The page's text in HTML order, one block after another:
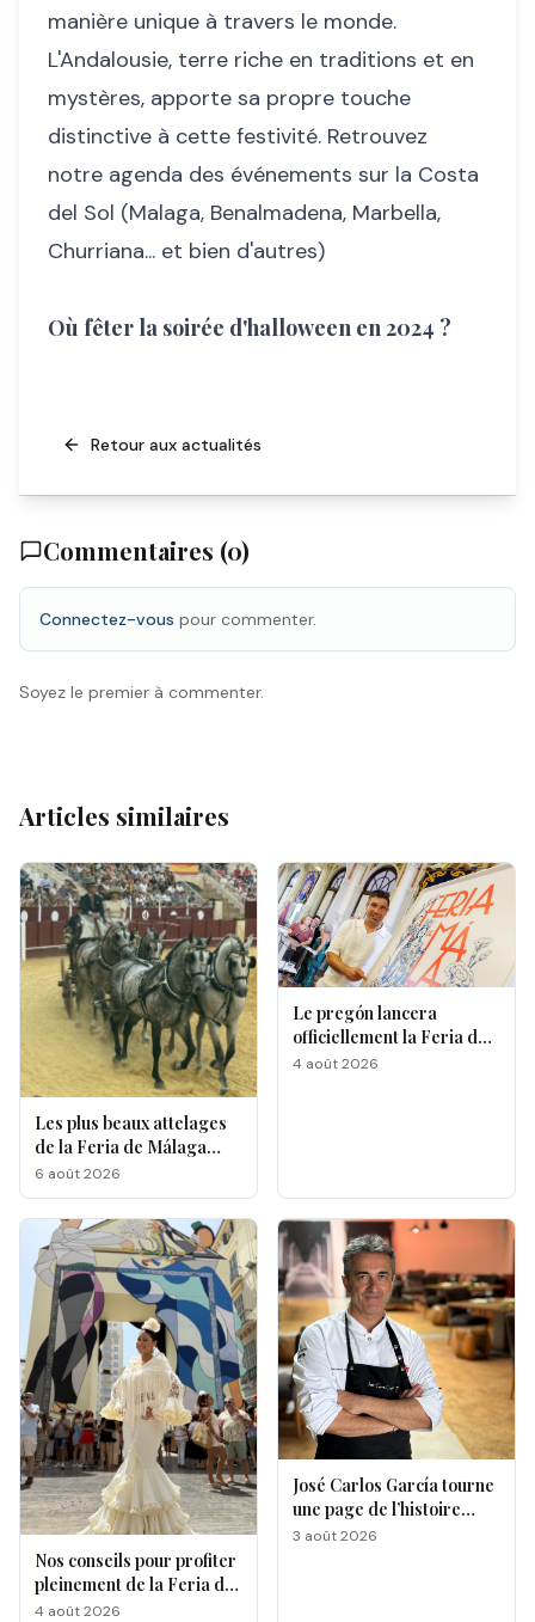
manière unique à travers le monde.
L'Andalousie, terre riche en traditions et en
mystères, apporte sa propre touche
distinctive à cette festivité. Retrouvez
notre agenda des événements sur la Costa
del Sol (Malaga, Benalmadena, Marbella,
Churriana... et bien d'autres)
Où fêter la soirée d'halloween en 2024 ?
Retour aux actualités
Commentaires (0)
Connectez-vous pour commenter.
Soyez le premier à commenter.
Articles similaires
Les plus beaux attelages
de la Feria de Málaga
s'affrontent à La
Malagueta
6 août 2026
Le pregón lancera
officiellement la Feria de
Málaga 2026
4 août 2026
Nos conseils pour profiter
pleinement de la Feria de
Málaga 2026
4 août 2026
José Carlos García tourne
une page de l’histoire
gastronomique de Malaga
3 août 2026